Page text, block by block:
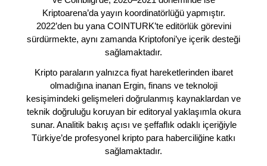
Kriptoarena’da yayın koordinatörlüğü yapmıştır.
2022’den bu yana COINTURK’te editörlük görevini
sürdürmekte, aynı zamanda Kriptofoni’ye içerik desteği
sağlamaktadır.
Kripto paraların yalnızca fiyat hareketlerinden ibaret
olmadığına inanan Ergin, finans ve teknoloji
kesişimindeki gelişmeleri doğrulanmış kaynaklardan ve
teknik doğruluğu koruyan bir editoryal yaklaşımla okura
sunar. Analitik bakış açısı ve şeffaflık odaklı içeriğiyle
Türkiye’de profesyonel kripto para haberciliğine katkı
sağlamaktadır.